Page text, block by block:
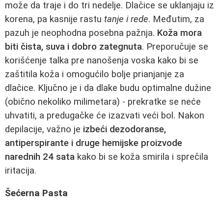
može da traje i do tri nedelje. Dlačice se uklanjaju iz
korena, pa kasnije rastu tanje i rede. Međutim, za
pazuh je neophodna posebna pažnja. Koža mora
biti čista, suva i dobro zategnuta. Preporučuje se
korišćenje talka pre nanošenja voska kako bi se
zaštitila koža i omogućilo bolje prianjanje za
dlačice. Ključno je i da dlake budu optimalne dužine
(obično nekoliko milimetara) - prekratke se neće
uhvatiti, a predugačke će izazvati veći bol. Nakon
depilacije, važno je izbeći dezodoranse,
antiperspirante i druge hemijske proizvode
narednih 24 sata kako bi se koža smirila i sprečila
iritacija.
Šećerna Pasta